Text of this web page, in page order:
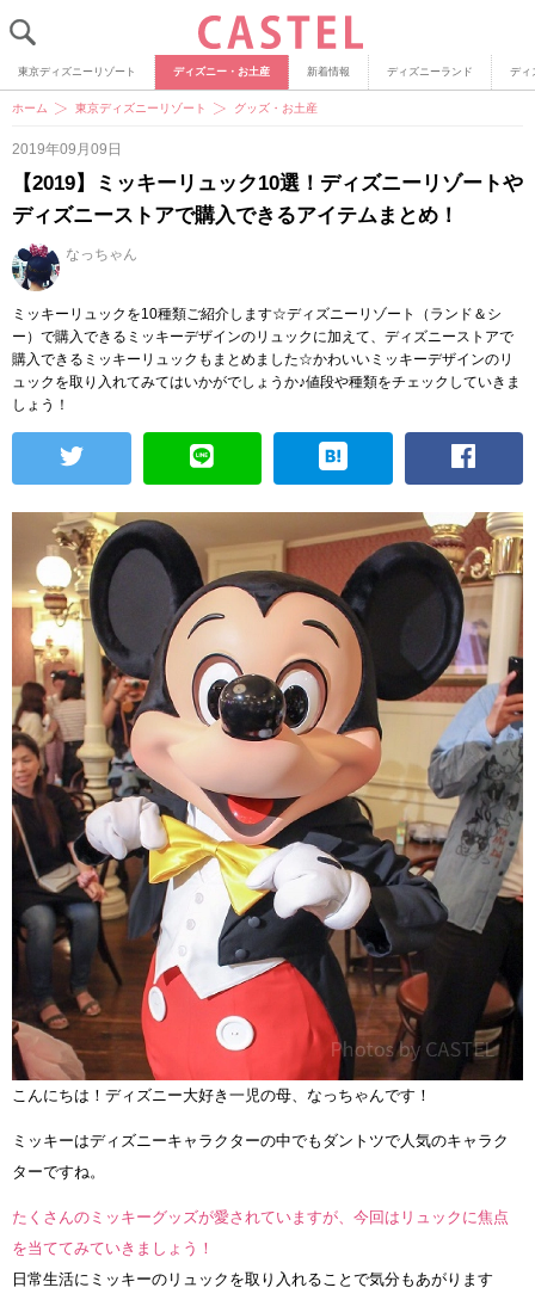
東京ディズニーリゾート ディズニー・お土産 新着情報 ディズニーランド ディ
ホーム 東京ディズニーリゾート グッズ・お土産
2019年09月09日
【2019】ミッキーリュック10選！ディズニーリゾートや
ディズニーストアで購入できるアイテムまとめ！
なっちゃん
ミッキーリュックを10種類ご紹介します☆ディズニーリゾート（ランド＆シ
ー）で購入できるミッキーデザインのリュックに加えて、ディズニーストアで
購入できるミッキーリュックもまとめました☆かわいいミッキーデザインのリ
ュックを取り入れてみてはいかがでしょうか♪値段や種類をチェックしていきま
しょう！
こんにちは！ディズニー大好き一児の母、なっちゃんです！
ミッキーはディズニーキャラクターの中でもダントツで人気のキャラク
ターですね。
たくさんのミッキーグッズが愛されていますが、今回はリュックに焦点
を当ててみていきましょう！
日常生活にミッキーのリュックを取り入れることで気分もあがります